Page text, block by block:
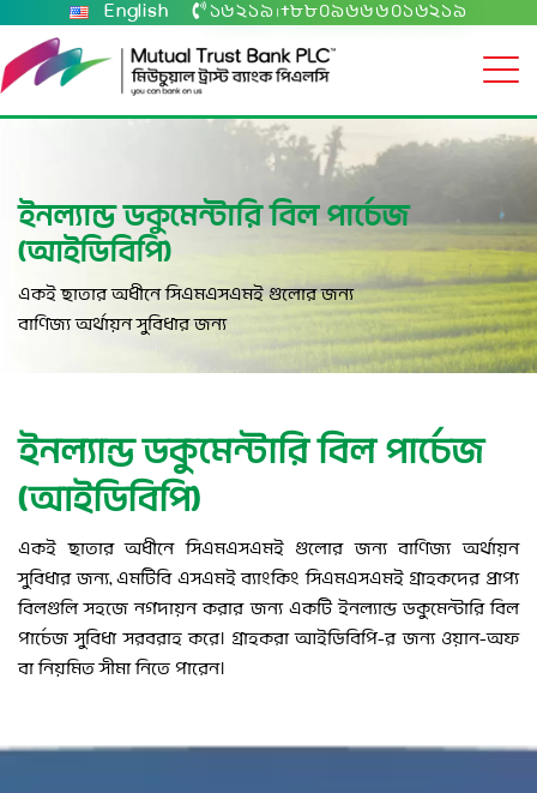
English ১৬২১৯ +৮৮০৯৬৬৬০১৬২১৯
ইনল্যান্ড ডকুমেন্টারি বিল পার্চেজ
(আইডিবিপি)
একই ছাতার অধীনে সিএমএসএমই গুলোর জন্য
বাণিজ্য অর্থায়ন সুবিধার জন্য
ইনল্যান্ড ডকুমেন্টারি বিল পার্চেজ
(আইডিবিপি)
একই ছাতার অধীনে সিএমএসএমই গুলোর জন্য বাণিজ্য অর্থায়ন
সুবিধার জন্য, এমটিবি এসএমই ব্যাংকিং সিএমএসএমই গ্রাহকদের প্রাপ্য
বিলগুলি সহজে নগদায়ন করার জন্য একটি ইনল্যান্ড ডকুমেন্টারি বিল
পার্চেজ সুবিধা সরবরাহ করে। গ্রাহকরা আইডিবিপি-র জন্য ওয়ান-অফ
বা নিয়মিত সীমা নিতে পারেন।